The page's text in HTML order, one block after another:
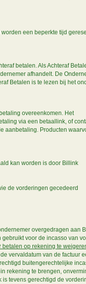
een beperkte tijd
betalen. Als Achteraf
afhandelt. De
Betalen is te lezen bij het
overeenkomen. Het
via een betaallink, of
aanbetaling. Producten
kan worden is door Billink
de vorderingen gecedeerd
overgedragen aan
voor de incasso van
betalen op rekening te
vervaldatum van de factuur
buitengerechtelijke
rekening te brengen,
tevens gerechtigd de